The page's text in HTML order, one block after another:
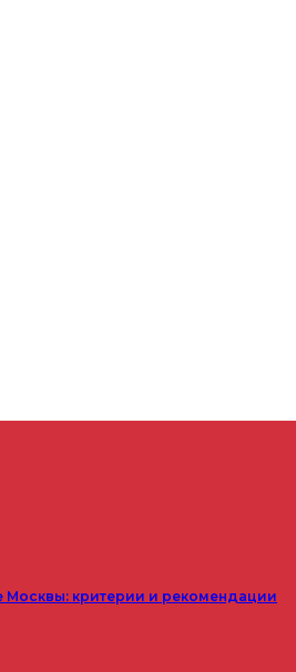
Москвы: критерии и рекомендации